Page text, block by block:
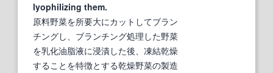
lyophilizing them.
原料野菜を所要大にカットしてブラン
チングし、ブランチング処理した野菜
を乳化油脂液に浸漬した後、凍結乾燥
することを特徴とする乾燥野菜の製造